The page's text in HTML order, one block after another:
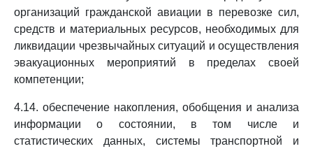
организаций гражданской авиации в перевозке сил,
средств и материальных ресурсов, необходимых для
ликвидации чрезвычайных ситуаций и осуществления
эвакуационных мероприятий в пределах своей
компетенции;
4.14. обеспечение накопления, обобщения и анализа
информации о состоянии, в том числе и
статистических данных, системы транспортной и